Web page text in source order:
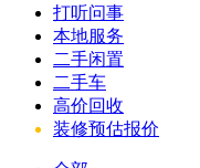
打听问事
本地服务
二手闲置
二手车
高价回收
装修预估报价